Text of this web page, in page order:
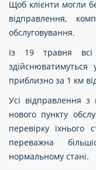
Щоб клієнти могли
відправлення,
обслуговування.
Із 19 травня
здійснюватимуться
приблизно за 1 км
Усі відправлення
нового пункту
перевірку
переважна
нормальному стані.